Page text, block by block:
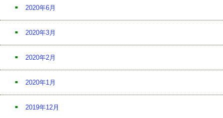
2020年6月
2020年3月
2020年2月
2020年1月
2019年12月